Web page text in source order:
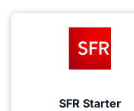
SFR Starter